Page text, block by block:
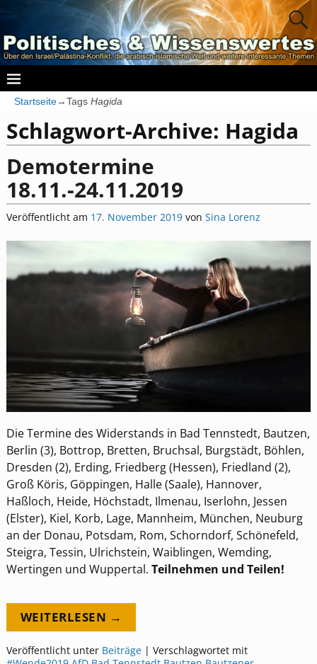
Startseite→Tags Hagida
Schlagwort-Archive: Hagida
Demotermine
18.11.-24.11.2019
Veröffentlicht am 17. November 2019 von Sina Lorenz
Die Termine des Widerstands in Bad Tennstedt, Bautzen,
Berlin (3), Bottrop, Bretten, Bruchsal, Burgstädt, Böhlen,
Dresden (2), Erding, Friedberg (Hessen), Friedland (2),
Groß Köris, Göppingen, Halle (Saale), Hannover,
Haßloch, Heide, Höchstadt, Ilmenau, Iserlohn, Jessen
(Elster), Kiel, Korb, Lage, Mannheim, München, Neuburg
an der Donau, Potsdam, Rom, Schorndorf, Schönefeld,
Steigra, Tessin, Ulrichstein, Waiblingen, Wemding,
Wertingen und Wuppertal. Teilnehmen und Teilen!
WEITERLESEN →
Veröffentlicht unter Beiträge| Verschlagwortet mit